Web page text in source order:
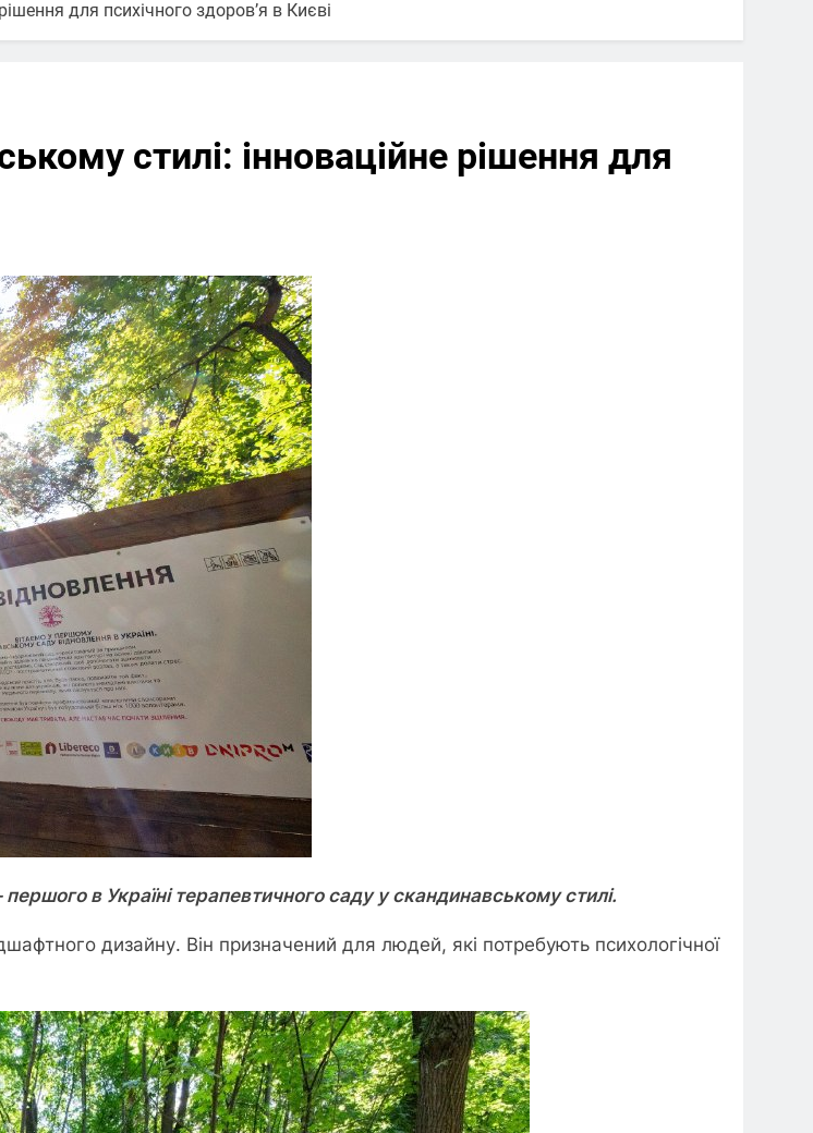
для психічного здоров’я в Києві
стилі: інноваційне рішення для
першого в Україні терапевтичного саду у скандинавському стилі.
дизайну. Він призначений для людей, які потребують психологічної